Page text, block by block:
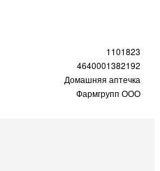
1101823
4640001382192
Домашняя аптечка
Фармгрупп ООО